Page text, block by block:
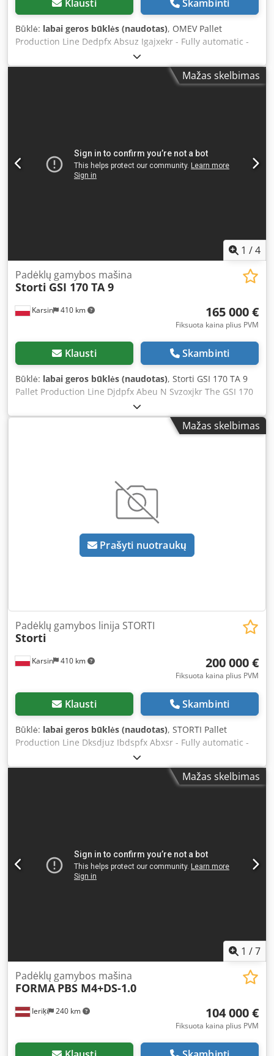
Klausti Skambinti
Būklė: labai geros būklės (naudotas), OMEV Pallet
Production Line Dedpfx Absuz Igajxekr - Fully automatic -
Corner milling - Stacker - Brand marking (burning)
Mažas skelbimas
1 /4
Karsin 410 km
Padėklų gamybos mašina
Storti GSI 170 TA 9
165 000 €
Fiksuota kaina plius PVM
Klausti Skambinti
Būklė: labai geros būklės (naudotas), Storti GSI 170 TA 9
Pallet Production Line Djdpfx Abeu N Svzoxjkr The GSI 170
TA 9 is a hydraulic nailing line designed for pallet
production. It features a drive system with an alternating
nailing carriage and a marking burner, enabling efficient
Mažas skelbimas
Prašyti nuotraukų
Karsin 410 km
Padėklų gamybos linija STORTI
Storti
200 000 €
Fiksuota kaina plius PVM
Klausti Skambinti
Būklė: labai geros būklės (naudotas), STORTI Pallet
Production Line Dksdjuz Ibdspfx Abxsr - Fully automatic -
Corner milling - Stacker - Brand marking/burning
Mažas skelbimas
1 /7
Ieriķi 240 km
Padėklų gamybos mašina
FORMA PBS M4+DS-1.0
104 000 €
Fiksuota kaina plius PVM